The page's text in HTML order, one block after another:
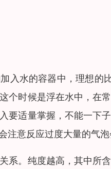
入水的容器中，理想的
个时候是浮在水中，在
要适量掌握，不能一下
意反应过度大量的气泡
系。纯度越高，其中所